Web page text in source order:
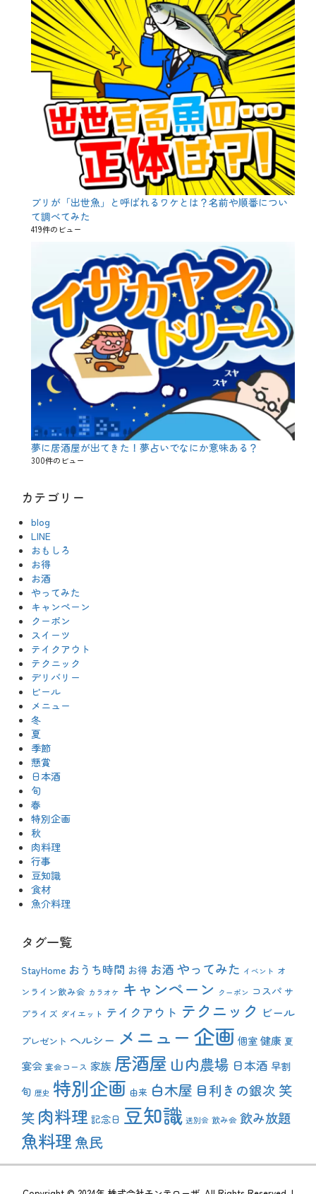
ブリが「出世魚」と呼ばれるワケとは？名前や順番につい
て調べてみた
419件のビュー
夢に居酒屋が出てきた！夢占いでなにか意味ある？
300件のビュー
カテゴリー
blog
LINE
おもしろ
お得
お酒
やってみた
キャンペーン
クーポン
スイーツ
テイクアウト
テクニック
デリバリー
ビール
メニュー
冬
夏
季節
懸賞
日本酒
旬
春
特別企画
秋
肉料理
行事
豆知識
食材
魚介料理
タグ一覧
StayHome おうち時間 お得 お酒 やってみた イベント オ
ンライン飲み会 カラオケ キャンペーン クーポン コスパ サ
プライズ ダイエット テイクアウト テクニック ビール
プレゼント ヘルシー メニュー 企画 個室 健康 夏
宴会 宴会コース 家族 居酒屋 山内農場 日本酒 早割
旬 歴史 特別企画 由来 白木屋 目利きの銀次 笑
笑 肉料理 記念日 豆知識 送別会 飲み会 飲み放題
魚料理 魚民